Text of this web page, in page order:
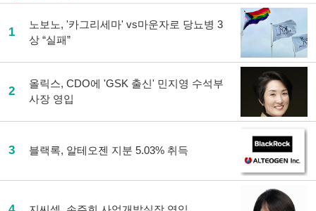
1
노보노, '카그리세마' vs마운자로 당뇨병 3
상 “실패”
2
올릭스, CDO에 'GSK 출신' 민지영 수석부
사장 영입
3 블랙록, 알테오젠 지분 5.03% 취득